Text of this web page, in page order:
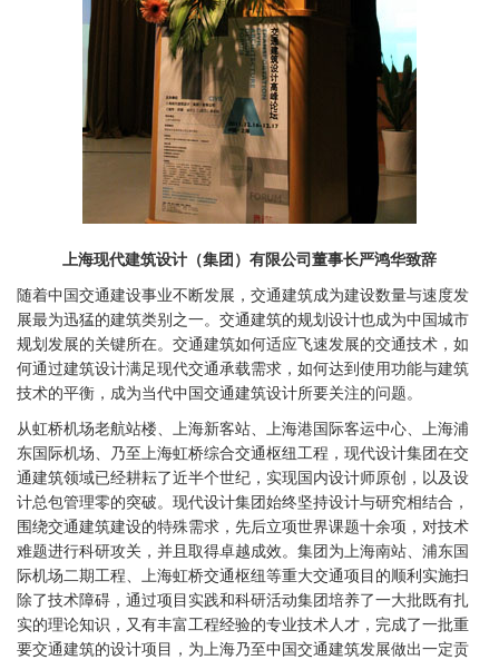
上海现代建筑设计（集团）有限公司董事长严鸿华致辞
随着中国交通建设事业不断发展，交通建筑成为建设数量与速度发
展最为迅猛的建筑类别之一。交通建筑的规划设计也成为中国城市
规划发展的关键所在。交通建筑如何适应飞速发展的交通技术，如
何通过建筑设计满足现代交通承载需求，如何达到使用功能与建筑
技术的平衡，成为当代中国交通建筑设计所要关注的问题。
从虹桥机场老航站楼、上海新客站、上海港国际客运中心、上海浦
东国际机场、乃至上海虹桥综合交通枢纽工程，现代设计集团在交
通建筑领域已经耕耘了近半个世纪，实现国内设计师原创，以及设
计总包管理零的突破。现代设计集团始终坚持设计与研究相结合，
围绕交通建筑建设的特殊需求，先后立项世界课题十余项，对技术
难题进行科研攻关，并且取得卓越成效。集团为上海南站、浦东国
际机场二期工程、上海虹桥交通枢纽等重大交通项目的顺利实施扫
除了技术障碍，通过项目实践和科研活动集团培养了一大批既有扎
实的理论知识，又有丰富工程经验的专业技术人才，完成了一批重
要交通建筑的设计项目，为上海乃至中国交通建筑发展做出一定贡